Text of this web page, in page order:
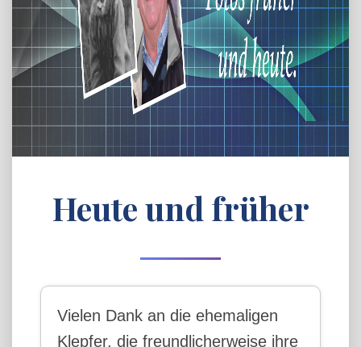
Heute und früher
Vielen Dank an die ehemaligen
Klepfer, die freundlicherweise ihre